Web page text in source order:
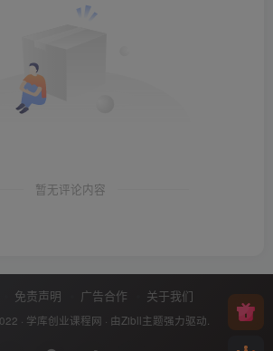
暂无评论内容
免责声明 广告合作 关于我们
· 学库创业课程网 · 由Zibll主题强力驱动.